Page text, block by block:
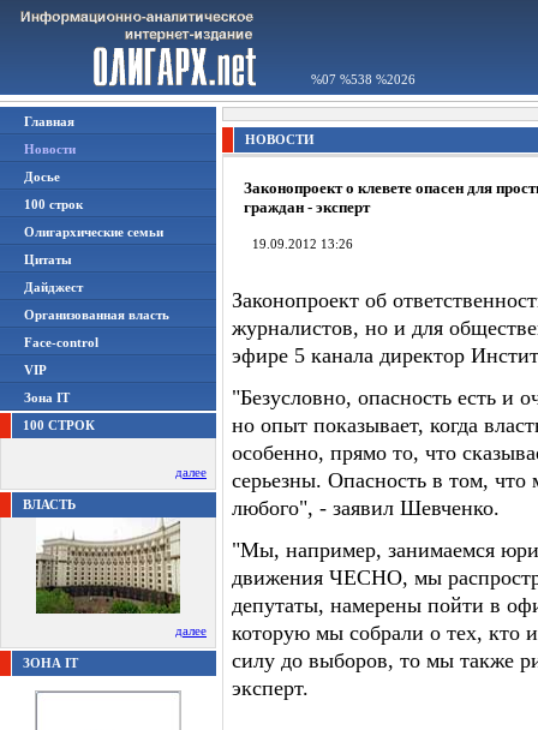
%07 %538 %2026
Главная
Новости
Досье
100 строк
Олигархические семьи
Цитаты
Дайджест
Организованная власть
Face-control
VIP
Зона IT
100 СТРОК
далее
ВЛАСТЬ
далее
ЗОНА IT
НОВОСТИ
Законопроект о клевете опасен для
граждан - эксперт
19.09.2012 13:26
Законопроект об
журналистов, но и для
эфире 5 канала директор
"Безусловно, опасность есть и
но опыт показывает, когда
особенно, прямо то, что
серьезны. Опасность в том, что
любого", - заявил Шевченко.
"Мы, например, занимаемся
движения ЧЕСНО, мы
депутаты, намерены пойти в
которую мы собрали о тех, кто
силу до выборов, то мы также
эксперт.